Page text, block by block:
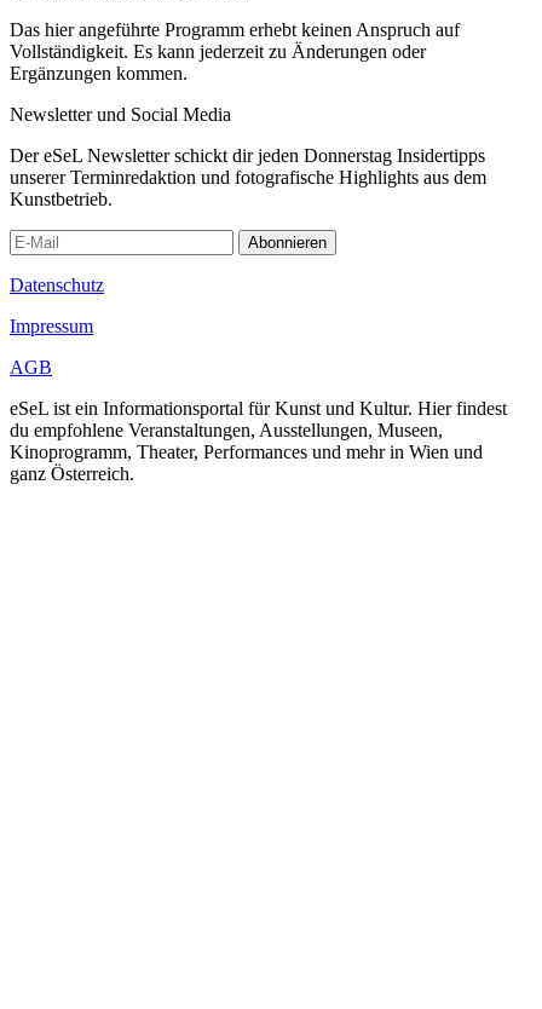
Das hier angeführte Programm erhebt keinen Anspruch auf
Vollständigkeit. Es kann jederzeit zu Änderungen oder
Ergänzungen kommen.
Newsletter und Social Media
Der eSeL Newsletter schickt dir jeden Donnerstag Insidertipps
unserer Terminredaktion und fotografische Highlights aus dem
Kunstbetrieb.
Abonnieren
Datenschutz
Impressum
AGB
eSeL ist ein Informationsportal für Kunst und Kultur. Hier findest
du empfohlene Veranstaltungen, Ausstellungen, Museen,
Kinoprogramm, Theater, Performances und mehr in Wien und
ganz Österreich.